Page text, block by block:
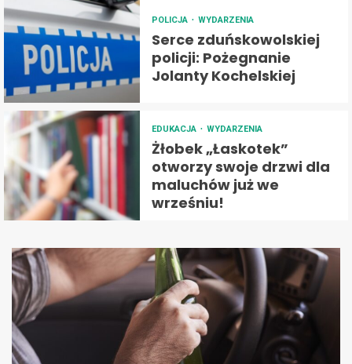
POLICJA WYDARZENIA
Serce zduńskowolskiej
policji: Pożegnanie
Jolanty Kochelskiej
EDUKACJA WYDARZENIA
Żłobek „Łaskotek”
otworzy swoje drzwi dla
maluchów już we
wrześniu!